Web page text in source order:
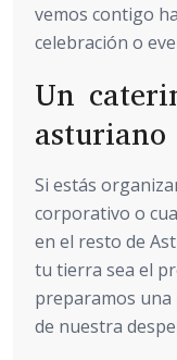
vemos contigo
celebración o
Un
asturiano
Si estás
corporativo o
en el resto de
tu tierra sea el
preparamos
de nuestra